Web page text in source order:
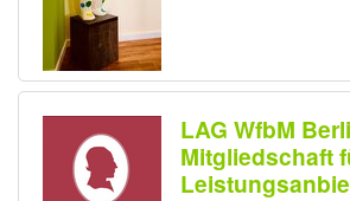
LAG WfbM
Mitgliedschaft